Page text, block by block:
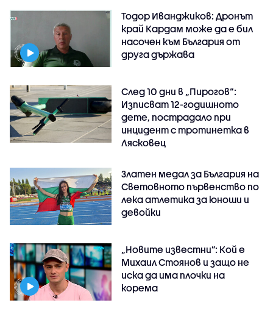
Тодор Иванджиков: Дронът
край Кардам може да е бил
насочен към България от
друга държава
След 10 дни в „Пирогов“:
Изписват 12-годишното
дете, пострадало при
инцидент с тротинетка в
Лясковец
Златен медал за България на
Световното първенство по
лека атлетика за юноши и
девойки
„Новите известни”: Кой е
Михаил Стоянов и защо не
иска да има плочки на
корема